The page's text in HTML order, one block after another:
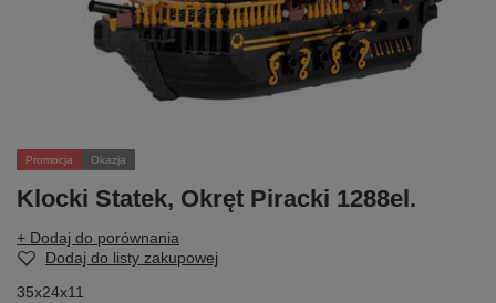
Promocja Okazja
Klocki Statek, Okręt Piracki 1288el.
+ Dodaj do porównania
Dodaj do listy zakupowej
35x24x11